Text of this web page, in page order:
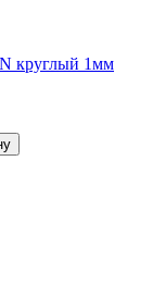
круглый 1мм